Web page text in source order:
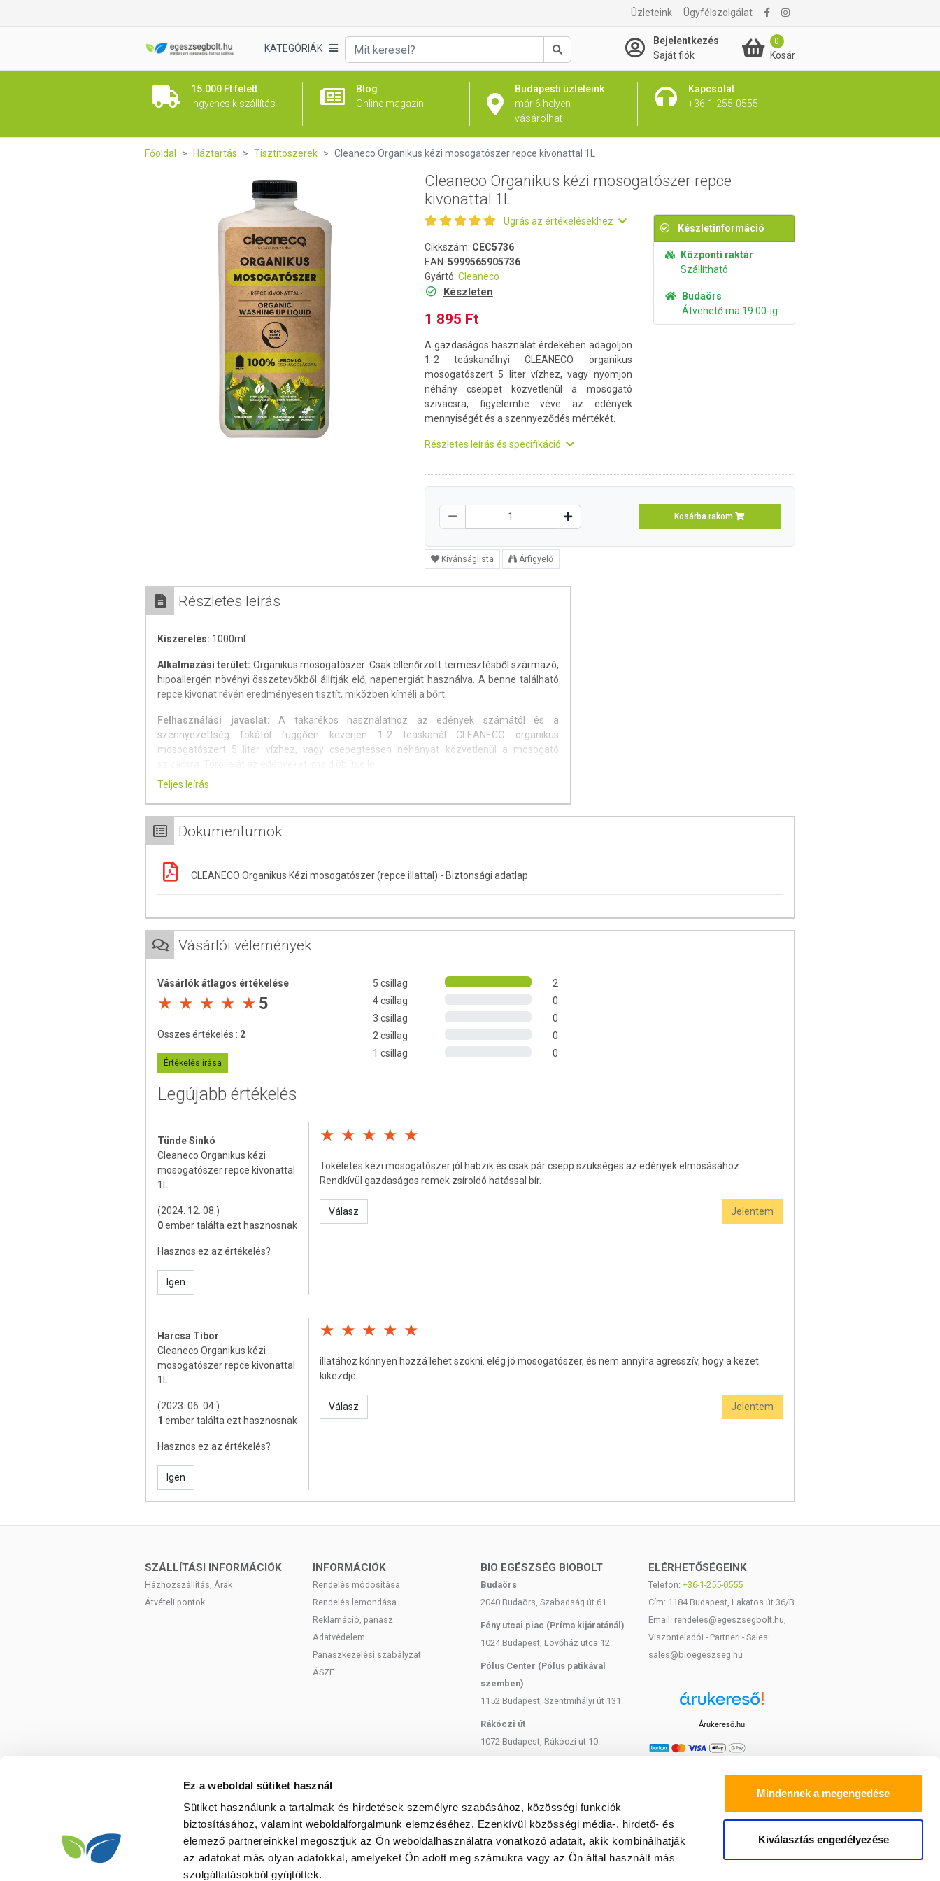
Ez a weboldal sütiket használ
Sütiket használunk a tartalmak és hirdetések személyre szabásához, közösségi funkciók
biztosításához, valamint weboldalforgalmunk elemzéséhez. Ezenkívül közösségi média-, hirdető- és
elemező partnereinkkel megosztjuk az Ön weboldalhasználatra vonatkozó adatait, akik kombinálhatják
az adatokat más olyan adatokkal, amelyeket Ön adott meg számukra vagy az Ön által használt más
szolgáltatásokból gyűjtöttek.
Mindennek a megengedése
Kiválasztás engedélyezése
Üzleteink Ügyfélszolgálat
KATEGÓRIÁK
Keresés
Bejelentkezés
Saját fiók
0
Kosár
15.000 Ft felett
ingyenes kiszállítás
Blog
Online magazin
Budapesti üzleteink
már 6 helyen
vásárolhat
Kapcsolat
+36-1-255-0555
1 895 Ft Kosárba rakom
Főoldal Háztartás Tisztítószerek Cleaneco Organikus kézi mosogatószer repce kivonattal 1L
Cleaneco Organikus kézi mosogatószer repce
kivonattal 1L
Ugrás az értékelésekhez
Cikkszám: CEC5736
EAN: 5999565905736
Gyártó: Cleaneco
Készleten
1 895 Ft
A gazdaságos használat érdekében adagoljon
1-2 teáskanálnyi CLEANECO organikus
mosogatószert 5 liter vízhez, vagy nyomjon
néhány cseppet közvetlenül a mosogató
szivacsra, figyelembe véve az edények
mennyiségét és a szennyeződés mértékét.
Részletes leírás és specifikáció
Készletinformáció
Központi raktár
Szállítható
Budaörs
Átvehető ma 19:00-ig
Kosárba rakom
Kívánságlista Árfigyelő
Részletes leírás
Kiszerelés: 1000ml
Alkalmazási terület: Organikus mosogatószer. Csak ellenőrzött termesztésből származó,
hipoallergén növényi összetevőkből állítják elő, napenergiát használva. A benne található
repce kivonat révén eredményesen tisztít, miközben kíméli a bőrt.
Felhasználási javaslat: A takarékos használathoz az edények számától és a
szennyezettség fokától függően keverjen 1-2 teáskanál CLEANECO organikus
mosogatószert 5 liter vízhez, vagy csepegtessen néhányat közvetlenül a mosogató
Összetétel:
kevesebb nemionos felületaktív anyagok, illóolajok és tartósítószer (fenoxietanol)
A termék biztonsági adatlapja a
Figyelmeztetések:Tartsa távol gyermekektől. Használat előtt tanulmányozza a
Amennyiben visel kontaktlencsét, és könnyen eltávolítható, tegye azt meg. Folytassa az
öblítést.
Teljes leírás
Dokumentumok
CLEANECO Organikus Kézi mosogatószer (repce illattal) - Biztonsági adatlap
Vásárlói vélemények
Vásárlók átlagos értékelése
5
Összes értékelés : 2
Értékelés írása
5 csillag
2
4 csillag
0
3 csillag
0
2 csillag
0
1 csillag
0
Legújabb értékelés
Tünde Sinkó
Cleaneco Organikus kézi
mosogatószer repce kivonattal
1L
(2024. 12. 08.)
0ember találta ezt hasznosnak
Hasznos ez az értékelés?
Igen
Tökéletes kézi mosogatószer jól habzik és csak pár csepp szükséges az edények elmosásához.
Rendkívül gazdaságos remek zsíroldó hatással bír.
Válasz Jelentem
Harcsa Tibor
Cleaneco Organikus kézi
mosogatószer repce kivonattal
1L
(2023. 06. 04.)
1 ember találta ezt hasznosnak
Hasznos ez az értékelés?
Igen
illatához könnyen hozzá lehet szokni. elég jó mosogatószer, és nem annyira agresszív, hogy a kezet
kikezdje.
Válasz Jelentem
SZÁLLÍTÁSI INFORMÁCIÓK
Házhozszállítás, Árak
Átvételi pontok
INFORMÁCIÓK
Rendelés módosítása
Rendelés lemondása
Reklamáció, panasz
Adatvédelem
Panaszkezelési szabályzat
ÁSZF
BIO EGÉSZSÉG BIOBOLT
Budaörs
2040 Budaörs, Szabadság út 61.
Fény utcai piac (Príma kijáratánál)
1024 Budapest, Lövőház utca 12.
Pólus Center (Pólus patikával
szemben)
1152 Budapest, Szentmihályi út 131.
Rákóczi út
1072 Budapest, Rákóczi út 10.
Bartók Béla
1114 Budapest, Bartók Béla út 71.
ELÉRHETŐSÉGEINK
Telefon: +36-1-255-0555
Cím: 1184 Budapest, Lakatos út 36/B
Email: rendeles@egeszsegbolt.hu,
Viszonteladói - Partneri - Sales:
sales@bioegeszseg.hu
Árukereső.hu